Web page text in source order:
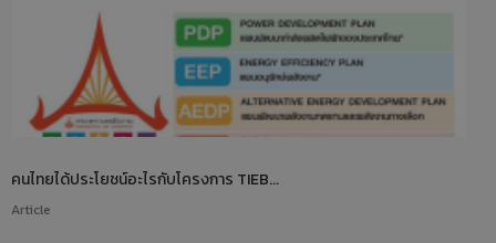
คนไทยได้ประโยชน์อะไรกับโครงการ TIEB...
Article